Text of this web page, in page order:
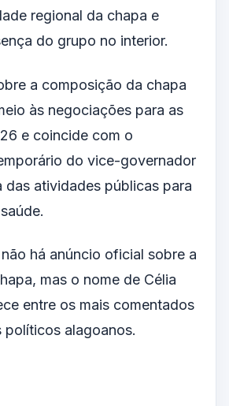
regional da chapa e
do grupo no interior.
a composição da chapa
às negociações para as
e coincide com o
do vice-governador
das atividades públicas para
há anúncio oficial sobre a
mas o nome de Célia
entre os mais comentados
políticos alagoanos.